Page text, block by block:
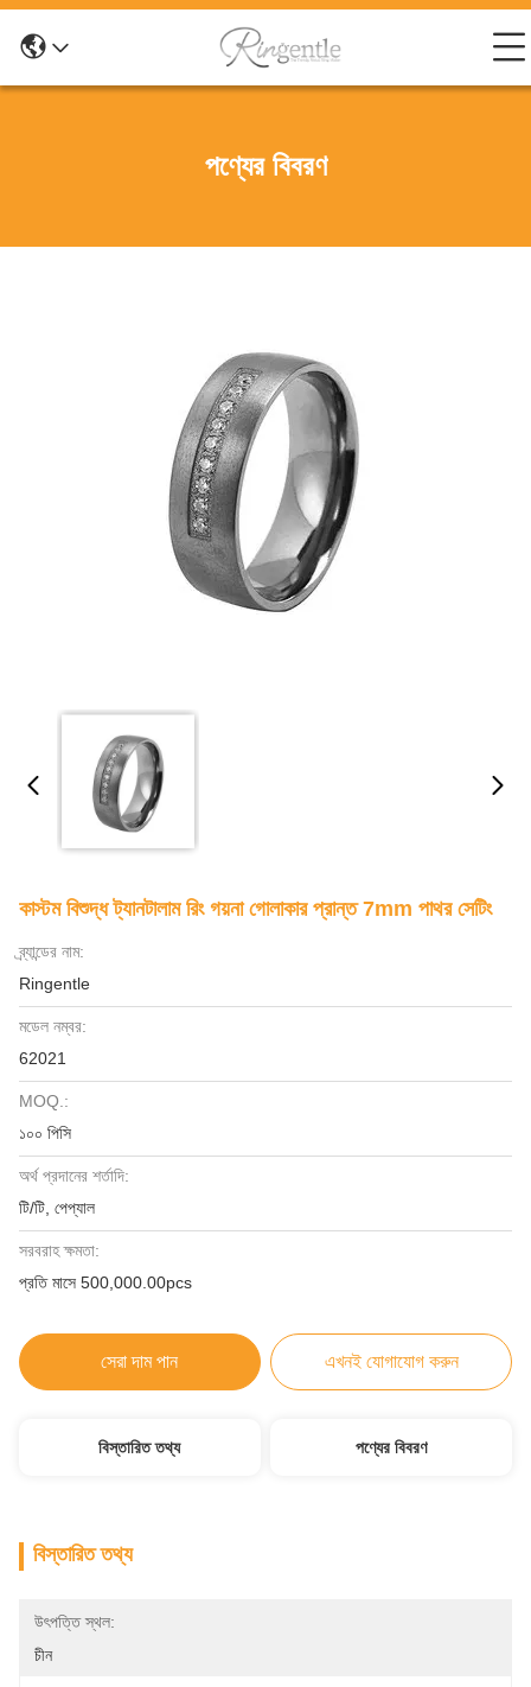
পণ্যের বিবরণ
কাস্টম বিশুদ্ধ ট্যানটালাম রিং গয়না গোলাকার প্রান্ত 7mm পাথর সেটিং
ব্র্যান্ডের নাম:
Ringentle
মডেল নম্বর:
62021
MOQ.:
১০০ পিসি
অর্থ প্রদানের শর্তাদি:
টি/টি, পেপ্যাল
সরবরাহ ক্ষমতা:
প্রতি মাসে 500,000.00pcs
সেরা দাম পান এখনই যোগাযোগ করুন
বিস্তারিত তথ্য পণ্যের বিবরণ
বিস্তারিত তথ্য
উৎপত্তি স্থল:
চীন